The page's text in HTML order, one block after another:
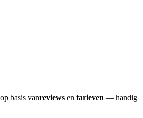
op basis vanreviews en tarieven — handig